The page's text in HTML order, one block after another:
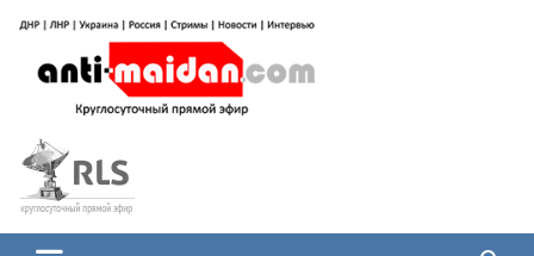
содержимому
Антимайдан: Гражданская война
на Украине
гражданской войне на Украине, включая события в Новороссии, ДНР,
ЛНР и других регионах.